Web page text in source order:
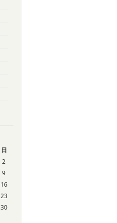
日
2
9
16
23
30